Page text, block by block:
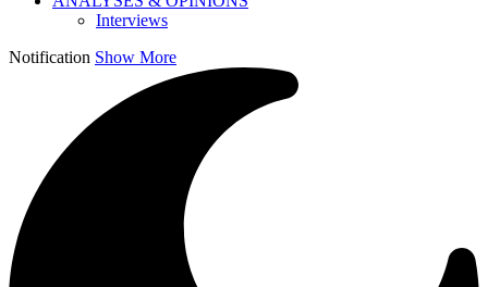
Interviews
Notification Show More